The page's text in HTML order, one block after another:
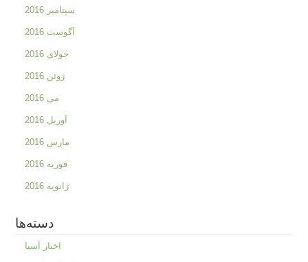
سپتامبر 2016
آگوست 2016
جولای 2016
ژوئن 2016
می 2016
آوریل 2016
مارس 2016
فوریه 2016
ژانویه 2016
دسته‌ها
اخبار آسیا